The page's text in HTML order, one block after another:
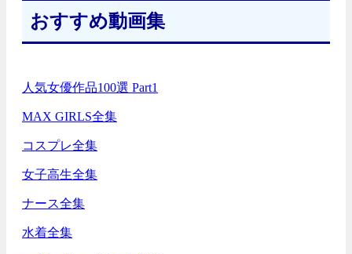
おすすめ動画集
人気女優作品100選 Part1
MAX GIRLS全集
コスプレ全集
女子高生全集
ナース全集
水着全集